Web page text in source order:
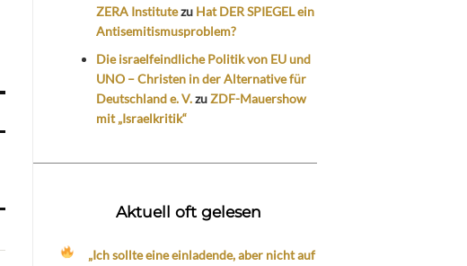
ZERA Institutezu Hat DER SPIEGEL ein
Antisemitismusproblem?
Die israelfeindliche Politik von EU und
UNO – Christen in der Alternative für
Deutschland e. V.zuZDF-Mauershow
mit „Israelkritik“
Aktuell oft gelesen
„Ich sollte eine einladende, aber nicht auf